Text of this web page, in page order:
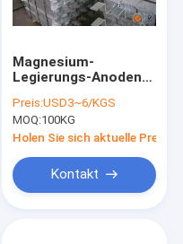
Magnesium-
Legierungs-Anoden-
AZ63 schält
Magnesium-
Opferanode
Preis:USD3~6/KGS
MOQ:100KG
Holen Sie sich aktuelle Preis
Kontakt